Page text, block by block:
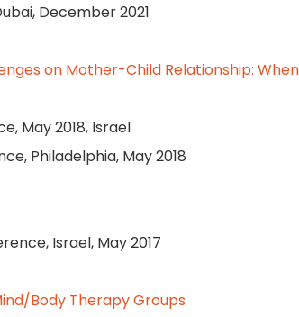
December 2021
on Mother-Child Relationship:
May 2018, Israel
Philadelphia, May 2018
Israel, May 2017
Body Therapy Groups